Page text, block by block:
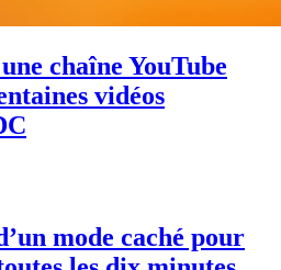
chaîne YouTube
vidéos
mode caché pour